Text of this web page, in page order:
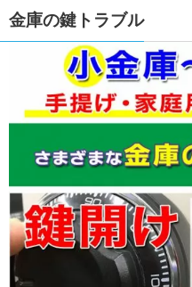
金庫の鍵トラブル